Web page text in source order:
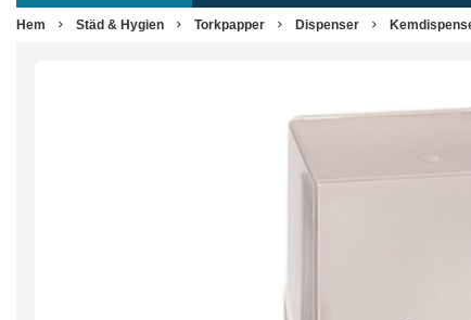
Hem Städ & Hygien Torkpapper Dispenser